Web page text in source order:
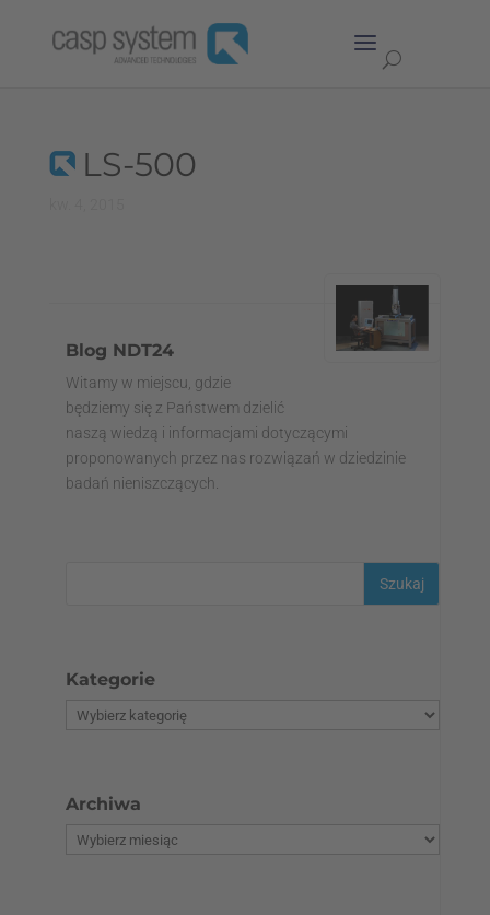
LS-500
Blog NDT24
Witamy w miejscu, gdzie
będziemy się z Państwem dzielić
naszą wiedzą i informacjami dotyczącymi
proponowanych przez nas rozwiązań w dziedzinie
badań nieniszczących.
Kategorie
Archiwa